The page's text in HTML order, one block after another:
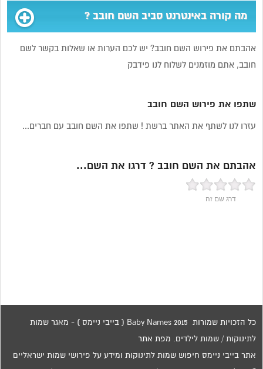
מה קורה באינטרנט סביב השם חובב ?
אהבתם את פירוש השם חובב? יש לכם הערות או שאלות בקשר לשם
חובב, אתם מוזמנים לשלוח לנו פידבק
שתפו את פירוש השם חובב
עזרו לנו לשתף את האתר ברשת ! שתפו את השם חובב עם חברים...
אהבתם את השם חובב ? דרגו את השם...
דרג שם זה
כל הזכויות שמורות 2015 Baby Names ( בייבי ניימס ) - מאגר שמות
לתינוקות / שמות לילדים. מפת אתר
אתר בייבי ניימס חיפוש שמות לתינוקות ומידע על פירושי שמות ישראליים